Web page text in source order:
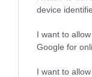
device
I want to
Google for
I want to